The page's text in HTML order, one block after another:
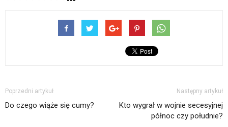
Poprzedni artykuł
Do czego wiąże się cumy?
Następny artykuł
Kto wygrał w wojnie secesyjnej
północ czy południe?